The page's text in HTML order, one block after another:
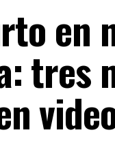
en
tres